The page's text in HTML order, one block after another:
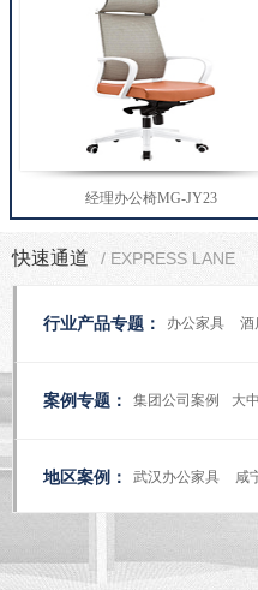
经理办公椅MG-JY23
快速通道 / EXPRESS LANE
行业产品专题： 办公家具 酒
案例专题： 集团公司案例 大
地区案例： 武汉办公家具 咸